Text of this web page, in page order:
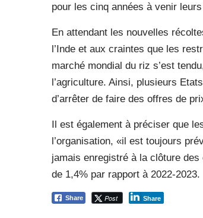
pour les cinq années à venir
En attendant les nouvelles
l’Inde et aux craintes que les
marché mondial du riz s’est
l’agriculture. Ainsi, plusieurs
d’arrêter de faire des offres de
Il est également à préciser que
l’organisation, «il est toujours
jamais enregistré à la clôture
de 1,4% par rapport à 2022-2023.
Share Post Share